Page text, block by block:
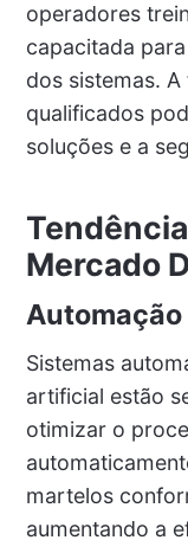
operadores
capacitada
dos sistemas.
qualificados
soluções e a
Mercado
Sistemas
artificial estão
otimizar o
martelos
aumentando a